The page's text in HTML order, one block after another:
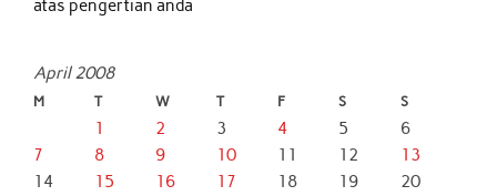
atas pengertian anda
April 2008
M T W T F S S
1 2 3 4 5
6
7
8 9 10 11 12
13
14
15 16 17 18 19
20